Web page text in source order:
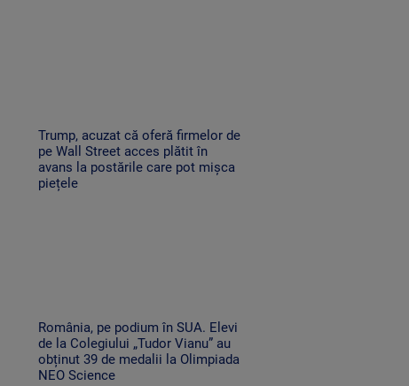
Trump, acuzat că oferă firmelor de
pe Wall Street acces plătit în
avans la postările care pot mișca
piețele
România, pe podium în SUA. Elevi
de la Colegiului „Tudor Vianu” au
obținut 39 de medalii la Olimpiada
NEO Science